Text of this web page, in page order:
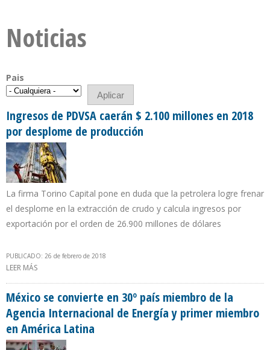
Noticias
Pais
Ingresos de PDVSA caerán $ 2.100 millones en 2018
por desplome de producción
La firma Torino Capital pone en duda que la petrolera logre frenar
el desplome en la extracción de crudo y calcula ingresos por
exportación por el orden de 26.900 millones de dólares
PUBLICADO: 26 de febrero de 2018
LEER MÁS
México se convierte en 30º país miembro de la
Agencia Internacional de Energía y primer miembro
en América Latina